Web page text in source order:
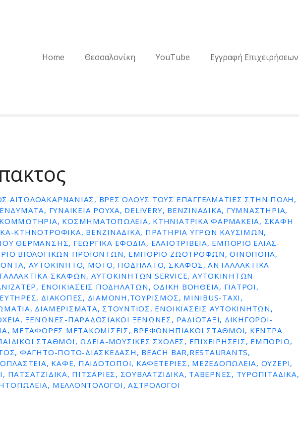
Home Θεσσαλονίκη YouTube Εγγραφή Επιχειρήσεων
ΑΙΤΩΛΟΑΚΑΡΝΑΝΊΑΣ, ΒΡΕΣ ΌΛΟΥΣ ΤΟΥΣ ΕΠΑΓΓΕΛΜΑΤΊΕΣ ΣΤΗΝ ΠΌΛΗ,
ΓΥΝΑΙΚΕΊΑ ΡΟΎΧΑ, DELIVERY, ΒΕΝΖΙΝΆΔΙΚΑ, ΓΥΜΝΑΣΤΉΡΙΑ,
ΚΟΣΜΗΜΑΤΟΠΩΛΕΊΑ, ΚΤΗΝΙΑΤΡΙΚΆ ΦΑΡΜΑΚΕΊΑ, ΣΚΆΦΗ
ΚΤΗΝΟΤΡΟΦΙΚΆ, ΒΕΝΖΙΝΑΔΙΚΑ, ΠΡΑΤΗΡΙΑ ΥΓΡΩΝ ΚΑΥΣΙΜΩΝ,
ΘΕΡΜΑΝΣΗΣ, ΓΕΩΡΓΙΚΆ ΕΦΌΔΙΑ, ΕΛΑΙΟΤΡΙΒΕΊΑ, ΕΜΠΌΡΙΟ ΕΛΙΆΣ-
ΒΙΟΛΟΓΙΚΏΝ ΠΡΟΪΌΝΤΩΝ, ΕΜΠΌΡΙΟ ΖΩΟΤΡΟΦΏΝ, ΟΙΝΟΠΟΙΊΑ,
ΑΥΤΟΚΊΝΗΤΟ, ΜΌΤΟ, ΠΟΔΉΛΑΤΟ, ΣΚΆΦΟΣ, ΑΝΤΑΛΛΑΚΤΙΚΆ
ΣΚΑΦΏΝ, ΑΥΤΟΚΙΝΉΤΩΝ SERVICE, ΑΥΤΟΚΙΝΉΤΩΝ
ΕΝΟΙΚΙΆΣΕΙΣ ΠΟΔΗΛΆΤΩΝ, ΟΔΙΚΉ ΒΟΉΘΕΙΑ, ΓΙΑΤΡΟΊ,
ΔΙΑΚΟΠΈΣ, ΔΙΑΜΟΝΉ,ΤΟΥΡΙΣΜΌΣ, MINIBUS-TAXI,
ΔΙΑΜΕΡΊΣΜΑΤΑ, ΣΤΟΎΝΤΙΟΣ, ΕΝΟΙΚΙΆΣΕΙΣ ΑΥΤΟΚΙΝΉΤΩΝ,
ΞΕΝΏΝΕΣ-ΠΑΡΑΔΟΣΙΑΚΟΊ ΞΕΝΏΝΕΣ, ΡΑΔΙΟΤΑΞΊ, ΔΙΚΗΓΌΡΟΙ-
ΜΕΤΑΦΟΡΈΣ ΜΕΤΑΚΟΜΊΣΕΙΣ, ΒΡΕΦΟΝΗΠΙΑΚΟΊ ΣΤΑΘΜΟΊ, ΚΈΝΤΡΑ
ΣΤΑΘΜΟΊ, ΩΔΕΊΑ-ΜΟΥΣΙΚΈΣ ΣΧΟΛΈΣ, ΕΠΙΧΕΙΡΉΣΕΙΣ, ΕΜΠΌΡΙΟ,
ΦΑΓΗΤΌ-ΠΟΤΌ-ΔΙΑΣΚΈΔΑΣΗ, BEACH BAR,RESTAURANTS,
ΚΑΦΈ, ΠΑΙΔΌΤΟΠΟΙ, ΚΑΦΕΤΈΡΙΕΣ, ΜΕΖΕΔΟΠΩΛΕΊΑ, ΟΥΖΕΡΊ,
ΠΙΤΣΑΡΊΕΣ, ΣΟΥΒΛΑΤΖΊΔΙΚΑ, ΤΑΒΈΡΝΕΣ, ΤΥΡΟΠΙΤΆΔΙΚΑ,
ΜΕΛΛΟΝΤΟΛΟΓΟΙ, ΑΣΤΡΟΛΌΓΟΙ